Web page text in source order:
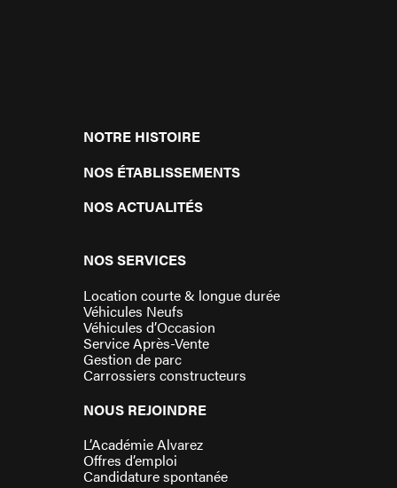
NOTRE HISTOIRE
NOS ÉTABLISSEMENTS
NOS ACTUALITÉS
NOS SERVICES
Location courte & longue durée
Véhicules Neufs
Véhicules d’Occasion
Service Après-Vente
Gestion de parc
Carrossiers constructeurs
NOUS REJOINDRE
L’Académie Alvarez
Offres d’emploi
Candidature spontanée